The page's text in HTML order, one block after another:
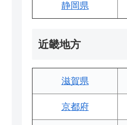
静岡県
近畿地方
滋賀県
京都府